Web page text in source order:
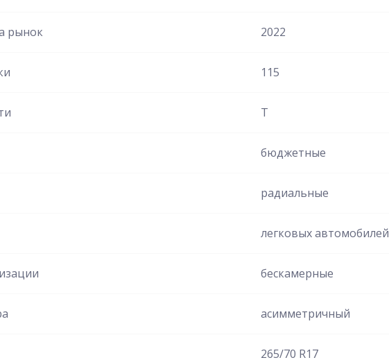
рынок 2022
115
T
бюджетные
радиальные
легковых автомобилей
бескамерные
асимметричный
265/70 R17